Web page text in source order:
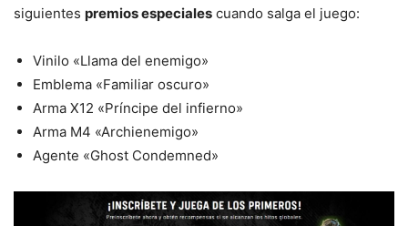
siguientes premios especiales cuando salga el juego:
Vinilo «Llama del enemigo»
Emblema «Familiar oscuro»
Arma X12 «Príncipe del infierno»
Arma M4 «Archienemigo»
Agente «Ghost Condemned»